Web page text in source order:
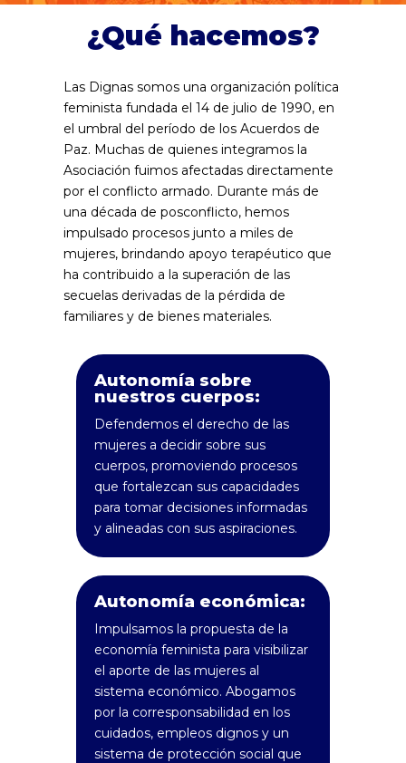
¿Qué hacemos?
Las Dignas somos una organización política
feminista fundada el 14 de julio de 1990, en
el umbral del período de los Acuerdos de
Paz. Muchas de quienes integramos la
Asociación fuimos afectadas directamente
por el conflicto armado. Durante más de
una década de posconflicto, hemos
impulsado procesos junto a miles de
mujeres, brindando apoyo terapéutico que
ha contribuido a la superación de las
secuelas derivadas de la pérdida de
familiares y de bienes materiales.
Autonomía sobre
nuestros cuerpos:
Defendemos el derecho de las
mujeres a decidir sobre sus
cuerpos, promoviendo procesos
que fortalezcan sus capacidades
para tomar decisiones informadas
y alineadas con sus aspiraciones.
Autonomía económica:
Impulsamos la propuesta de la
economía feminista para visibilizar
el aporte de las mujeres al
sistema económico. Abogamos
por la corresponsabilidad en los
cuidados, empleos dignos y un
sistema de protección social que